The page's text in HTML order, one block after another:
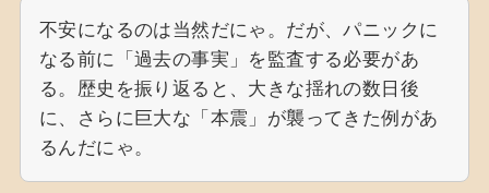
不安になるのは当然だにゃ。だが、パニックに
なる前に「過去の事実」を監査する必要があ
る。歴史を振り返ると、大きな揺れの数日後
に、さらに巨大な「本震」が襲ってきた例があ
るんだにゃ。